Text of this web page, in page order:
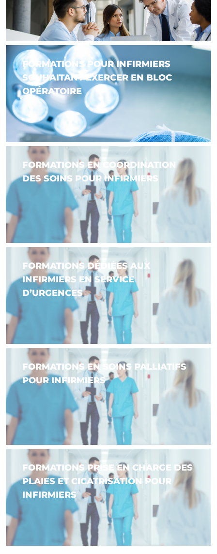
FORMATIONS POUR INFIRMIERS
SOUHAITANT EXERCER EN BLOC
OPÉRATOIRE
FORMATIONS EN COORDINATION
DES SOINS POUR INFIRMIERS
FORMATIONS DÉDIÉES AUX
INFIRMIERS EN SERVICE
D’URGENCES
FORMATIONS EN SOINS PALLIATIFS
POUR INFIRMIERS
FORMATIONS PRISE EN CHARGE DES
PLAIES ET CICATRISATION POUR
INFIRMIERS